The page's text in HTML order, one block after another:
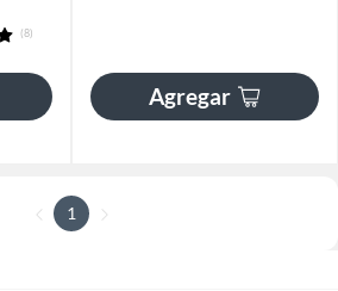
(8)
Agregar
1